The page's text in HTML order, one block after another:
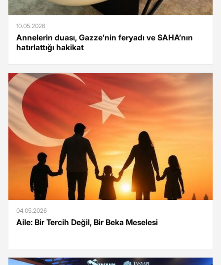
10.05.2026
Annelerin duası, Gazze’nin feryadı ve SAHA’nın
hatırlattığı hakikat
04.05.2026
Aile: Bir Tercih Değil, Bir Beka Meselesi